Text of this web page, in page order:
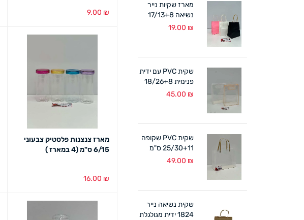
מארז שקיות נייר
נשיאה 17/13+8
ס"מ ידית מגולגלת
19.00 ₪
שקית PVC עם ידית
פנימית 18/26+8
ס"מ (10 במארז)45.00 ₪
שקית PVC שקופה
25/30+11 ס"מ
49.00 ₪
שקית נשיאה נייר
1824 ידית מגולגלת
9.00 ₪
מארז צנצנות פלסטיק צבעוני
6/15 ס"מ (4 במארז )
16.00 ₪